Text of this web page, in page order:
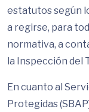
estatutos según
a regirse, para
normativa, a
la Inspección del
En cuanto al
Protegidas